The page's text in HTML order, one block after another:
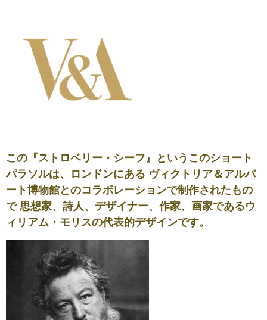
この『ストロベリー・シーフ』というこのショート
パラソルは、ロンドンにある ヴィクトリア＆アルバ
ート博物館とのコラボレーションで制作されたもの
で 思想家、詩人、デザイナー、作家、画家であるウ
ィリアム・モリスの代表的デザインです。